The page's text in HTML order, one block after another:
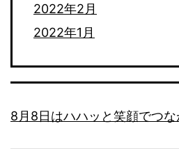
2022年2月
2022年1月
8月8日はハハッと笑顔でつな